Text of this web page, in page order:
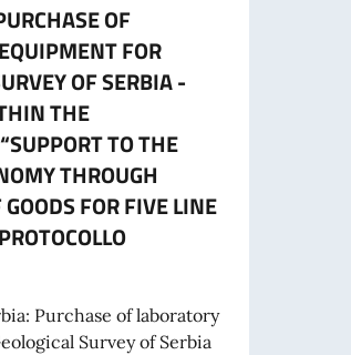
ENTI DEL SETTORE PRIVATO
OF
FOR
OF SERBIA -
THE
TO THE
THROUGH
FOR FIVE LINE
Purchase of laboratory
Survey of Serbia